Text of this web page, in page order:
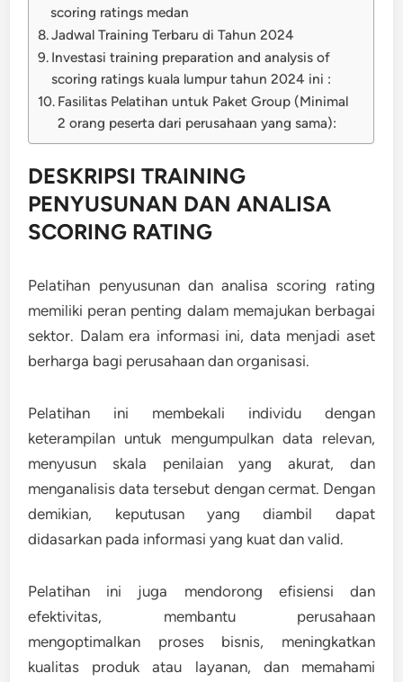
scoring ratings medan
Jadwal Training Terbaru di Tahun 2024
Investasi training preparation and analysis of
scoring ratings kuala lumpur tahun 2024 ini :
Fasilitas Pelatihan untuk Paket Group (Minimal
2 orang peserta dari perusahaan yang sama):
DESKRIPSITRAINING
PENYUSUNAN DAN ANALISA
SCORING RATING
Pelatihan penyusunan dan analisa scoring rating
memiliki peran penting dalam memajukan berbagai
sektor. Dalam era informasi ini, data menjadi aset
berharga bagi perusahaan dan organisasi.
Pelatihan ini membekali individu dengan
keterampilan untuk mengumpulkan data relevan,
menyusun skala penilaian yang akurat, dan
menganalisis data tersebut dengan cermat. Dengan
demikian, keputusan yang diambil dapat
didasarkan pada informasi yang kuat dan valid.
Pelatihan ini juga mendorong efisiensi dan
efektivitas, membantu perusahaan
mengoptimalkan proses bisnis, meningkatkan
kualitas produk atau layanan, dan memahami